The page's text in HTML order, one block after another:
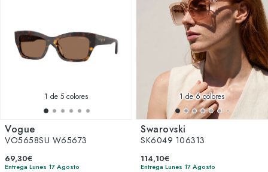
1 de 5 colores
Vogue
VO5658SU W65673
69,30€
Entrega Lunes 17 Agosto
1de 6 colores
Swarovski
SK6049 106313
114,10€
Entrega Lunes 17 Agosto